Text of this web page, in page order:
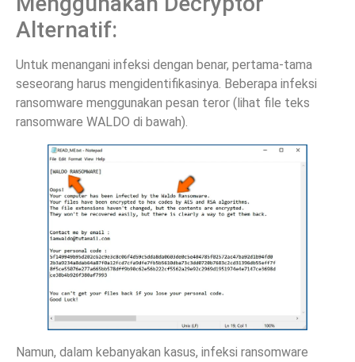
Alternatif:
Untuk menangani infeksi dengan benar, pertama-tama
seseorang harus mengidentifikasinya. Beberapa infeksi
ransomware menggunakan pesan teror (lihat file teks
ransomware WALDO di bawah).
Namun, dalam kebanyakan kasus, infeksi ransomware